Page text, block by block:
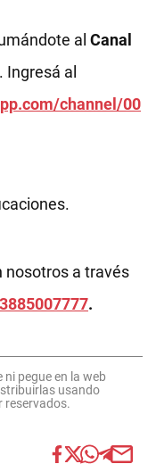
al Canal
. Ingresá al
channel/00
nosotros a través
3885007777.
pegue en la web
usando
reservados.